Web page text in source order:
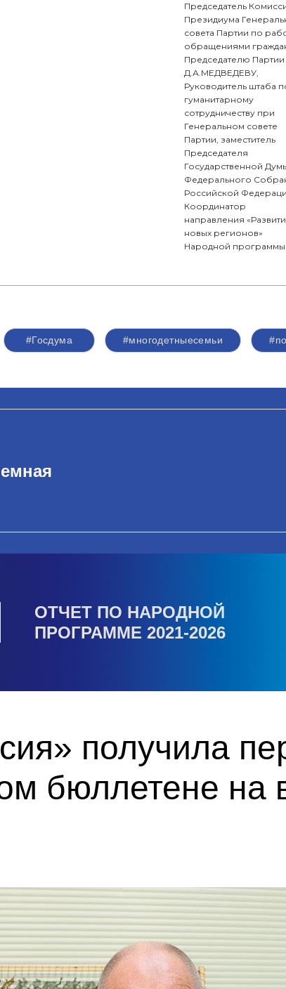
Председатель
Президиума
совета Партии по
обращениями
Председателю Партии
Д.А.МЕДВЕДЕВУ,
Руководитель штаба
гуманитарному
сотрудничеству при
Генеральном совете
Партии, заместитель
Председателя
Государственной
Федерального
Российской
Координатор
направления
новых регионов»
Народной программы
#Госдума #многодетныесемьи
ОТЧЕТ ПО НАРОДНОЙ
ПРОГРАММЕ 2021-2026
получила
бюллетене на